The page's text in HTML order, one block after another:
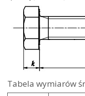
Tabela wymiarów